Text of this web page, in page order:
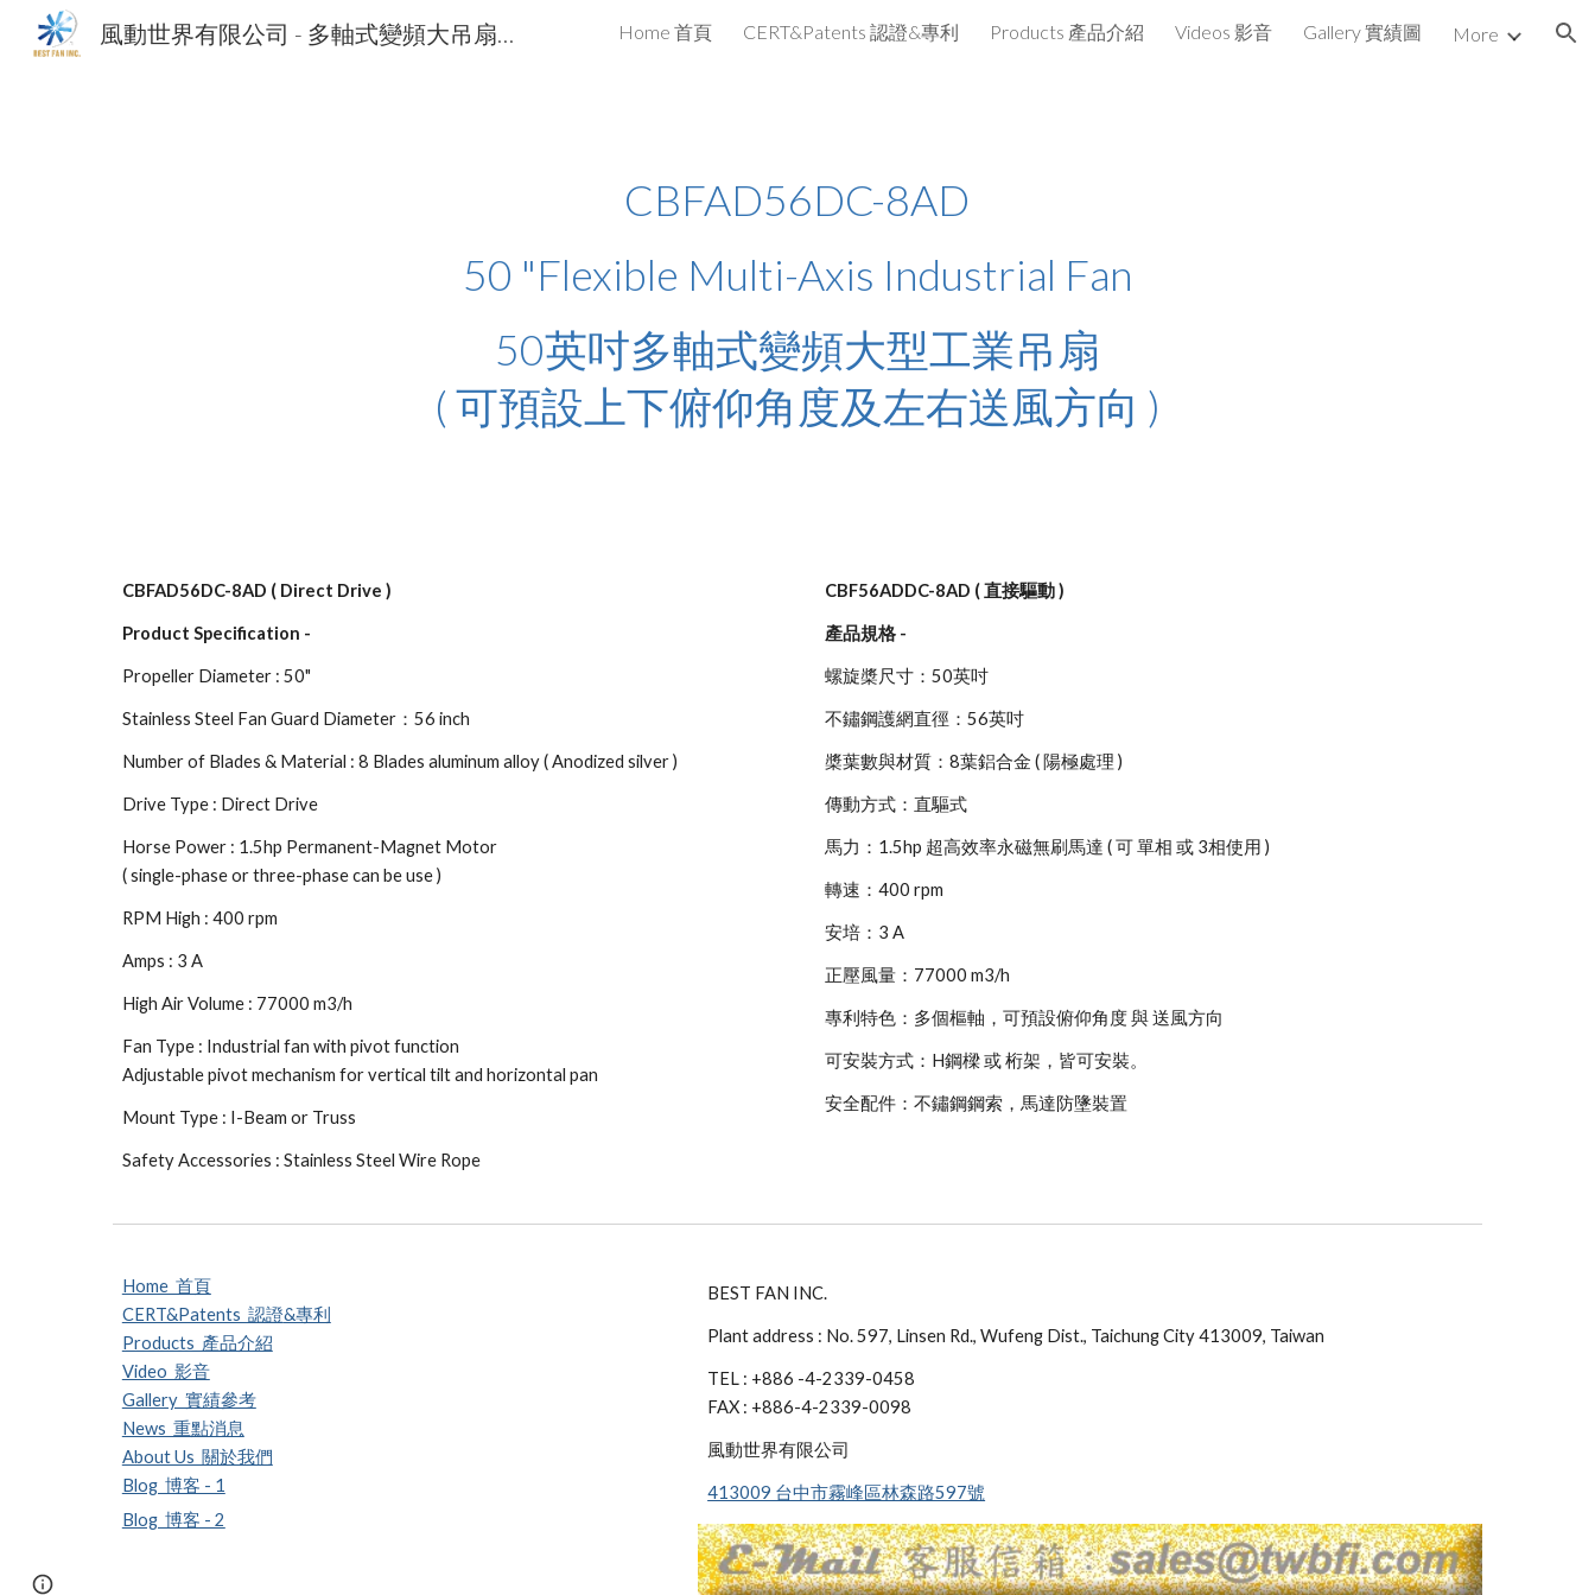
Skip to main content Skip to navigation
風動世界有限公司 - 多軸式變頻大吊扇、多軸式變頻大型壁扇、移動式工業扇、電控百葉排煙風扇、水冷式補風機。旗下產品榮獲多國多項發明專利 - Precision industrial Fans Manufacturer, Exporter. BEST FAN INC. Home 首頁 CERT&Patents 認證&專利 Products 產品介紹 Videos 影音 Gallery 實績圖 More
CBFAD56DC-8AD
50 "Flexible Multi-Axis Industrial Fan
50英吋多軸式變頻大型工業吊 扇
( 可預設上下俯仰角度及左右送風方向 )
CBFAD56DC-8AD ( Direct Drive )
Product Specification -
Propeller Diameter : 50"
Stainless Steel Fan Guard Diameter：56 inch
Number of Blades & Material : 8 Blades aluminum alloy ( Anodized silver )
Drive Type : Direct Drive
Horse Power : 1.5hp Permanent-Magnet Motor
( single-phase or three-phase can be use )
RPM High : 400 rpm
Amps : 3 A
High Air Volume : 77000 m3/h
Fan Type : Industrial fan with pivot function
Adjustable pivot mechanism for vertical tilt and horizontal pan
Mount Type : I-Beam or Truss
Safety Accessories : Stainless Steel Wire Rope
CBF56ADDC-8AD ( 直接驅動 )
產品規格 -
螺旋槳尺寸：50英吋
不鏽鋼護網直徑：56英吋
槳葉數與材質：8葉鋁合金 ( 陽極處理 )
傳動方式：直驅式
馬力：1.5hp 超高效率永磁無刷馬達 ( 可 單相 或 3相使用 )
轉速：400 rpm
安培：3 A
正壓風量：77000 m3/h
專利特色：多個樞軸，可預設俯仰角度 與 送風方向
可安裝方式：H鋼樑 或桁架 ，皆可安裝。
安全配件：不鏽鋼鋼索，馬達防墬裝置
Home 首頁
CERT&Patents 認證&專利
Products 產品介紹
Video 影音
Gallery 實績參考
News 重點消息
About Us 關於我們
Blog 博客 - 1
Blog 博客 - 2
BEST FAN INC.
Plant address : No. 597, Linsen Rd., Wufeng Dist., Taichung City 413009, Taiwan
TEL : +886 -4-2339-0458
FAX : +886-4-2339-0098
風動世界有限公司
413009 台中市霧峰區林森路597號